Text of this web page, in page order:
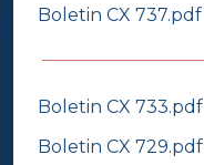
Boletin CX 737.pdf
Boletin CX 733.pdf
Boletin CX 729.pdf